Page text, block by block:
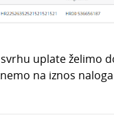
uplate želimo
na iznos